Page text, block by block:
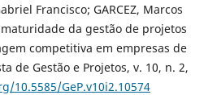
Francisco; GARCEZ, Marcos
da gestão de projetos
competitiva em empresas de
de Gestão e Projetos, v. 10, n. 2,
10.5585/GeP.v10i2.10574